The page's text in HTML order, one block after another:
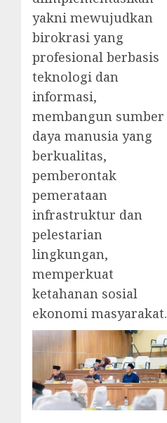
yakni mewujudkan
birokrasi yang
profesional berbasis
teknologi dan
informasi,
membangun sumber
daya manusia yang
berkualitas,
pemberontak
pemerataan
infrastruktur dan
pelestarian
lingkungan,
memperkuat
ketahanan sosial
ekonomi masyarakat.